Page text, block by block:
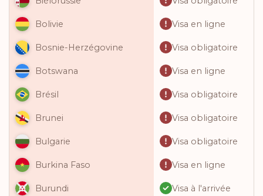
Bolivie Visa en ligne
Bosnie-Herzégovine Visa obligatoire
Botswana Visa en ligne
Brésil Visa obligatoire
Brunei Visa obligatoire
Bulgarie Visa obligatoire
Burkina Faso Visa en ligne
Burundi Visa à l'arrivée